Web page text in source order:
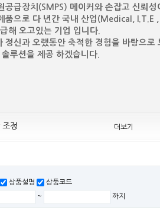
공급장치(SMPS) 메이커와 손잡고 신뢰성
품으로 다 년간 국내 산업(Medical, I.T.E
해 오고있는 기업 입니다.
정신과 오랬동안 축적한 경험을 바탕으로
루션을 제공 하겠습니다.
] 10% 가격 인하 조정
정
건
출시
더보기
상품설명 상품코드
~ 까지